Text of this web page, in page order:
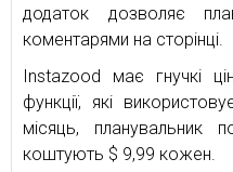
додаток дозволяє
коментарями на сторінці.
Instazood має гнучкі
функції, які
місяць, планувальник
коштують $ 9,99 кожен.